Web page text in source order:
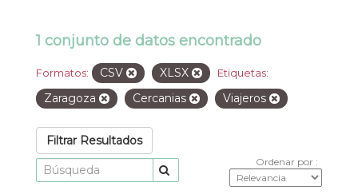
1 conjunto de datos encontrado
Formatos: CSV XLSX Etiquetas:
Zaragoza Cercanias Viajeros
Filtrar Resultados
Ordenar por